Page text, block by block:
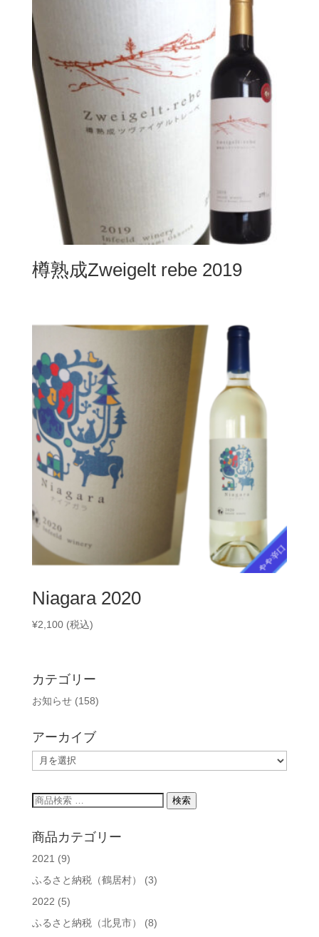
樽熟成Zweigelt rebe 2019
Niagara 2020
¥2,100 (税込)
カテゴリー
お知らせ(158)
アーカイブ
ー
カ
イ
検
対
検索
商品カテゴリー
2021 (9)
ふるさと納税（鶴居村）
(3)
2022 (5)
ふるさと納税（北見市）
(8)